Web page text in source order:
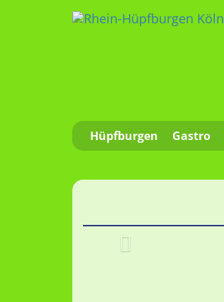
Hüpfburgen Gastro
Zurück